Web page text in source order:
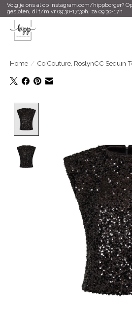
Volg je ons al op instagram.com/hippborger?
gesloten, di t/m vr 09:30-17:30h, za 09:30-17h
Home / Co'Couture, RoslynCC Sequin